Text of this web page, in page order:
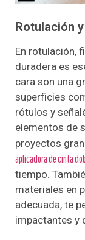
Rotulación
En rotulación,
duradera es
cara son una
superficies
rótulos y
elementos de
proyectos
aplicadora de cinta
tiempo.
materiales en
adecuada, te
impactantes y